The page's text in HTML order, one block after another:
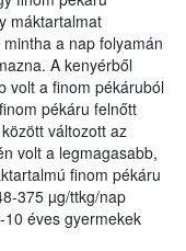
máktartalmat
a nap folyamán
A kenyérből
volt a finom pékáruból
pékáru felnőtt
változott az
volt a legmagasabb,
finom pékáru
375 µg/ttkg/nap
éves gyermekek